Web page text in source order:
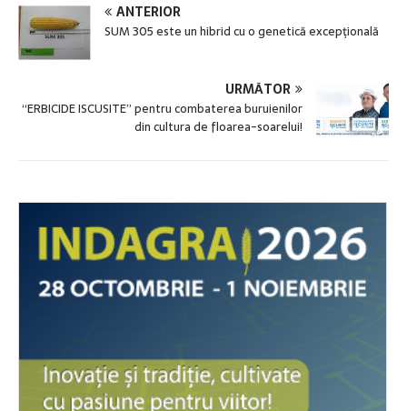
ANTERIOR
SUM 305 este un hibrid cu o genetică excepţională
URMĂTOR
“ERBICIDE ISCUSITE” pentru combaterea buruienilor
din cultura de floarea-soarelui!